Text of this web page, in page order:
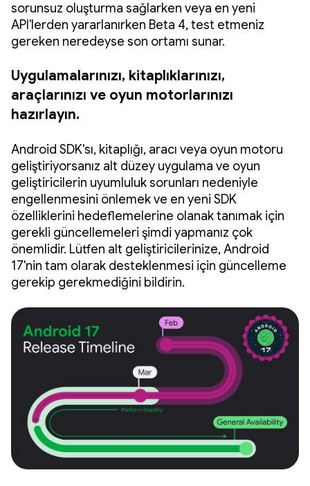
sorunsuz oluşturma sağlarken veya en yeni
API'lerden yararlanırken Beta 4, test etmeniz
gereken neredeyse son ortamı sunar.
Uygulamalarınızı, kitaplıklarınızı,
araçlarınızı ve oyun motorlarınızı
hazırlayın.
Android SDK'sı, kitaplığı, aracı veya oyun motoru
geliştiriyorsanız alt düzey uygulama ve oyun
geliştiricilerin uyumluluk sorunları nedeniyle
engellenmesini önlemek ve en yeni SDK
özelliklerini hedeflemelerine olanak tanımak için
gerekli güncellemeleri şimdi yapmanız çok
önemlidir. Lütfen alt geliştiricilerinize, Android
17'nin tam olarak desteklenmesi için güncelleme
gerekip gerekmediğini bildirin.